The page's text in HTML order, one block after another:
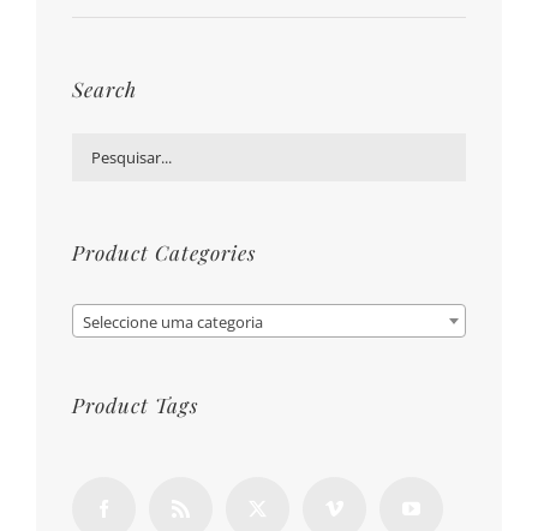
Search
Product Categories
Seleccione uma categoria
Product Tags